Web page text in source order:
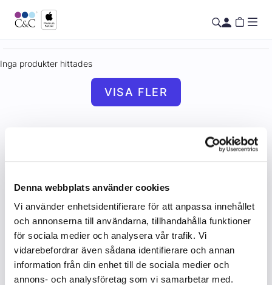
Denna webbplats använder cookies
Vi använder enhetsidentifierare för att anpassa innehållet
och annonserna till användarna, tillhandahålla funktioner
för sociala medier och analysera vår trafik. Vi
vidarebefordrar även sådana identifierare och annan
information från din enhet till de sociala medier och
annons- och analysföretag som vi samarbetar med.
Inga produkter hittades
VISA FLER